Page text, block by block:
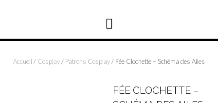
Accueil / Cosplay/ Patrons Cosplay/ Fée Clochette – Schéma des Ailes
FÉE CLOCHETTE –